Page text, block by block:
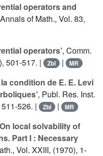
operators and
of Math., Vol. 83,
operators’, Comm.
501-517. |
Zbl | MR
la condition de E. E. Levi
, Publ. Res. Inst.
526. |
Zbl | MR
local solvability of
Part I : Necessary
Vol. XXIII, (1970), 1-